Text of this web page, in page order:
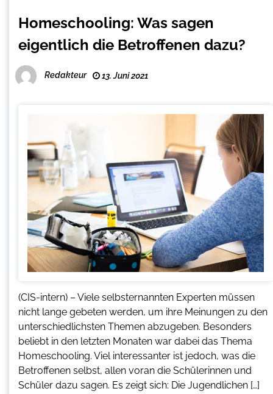
Homeschooling: Was sagen
eigentlich die Betroffenen dazu?
Redakteur 13. Juni 2021
(CIS-intern) – Viele selbsternannten Experten müssen
nicht lange gebeten werden, um ihre Meinungen zu den
unterschiedlichsten Themen abzugeben. Besonders
beliebt in den letzten Monaten war dabei das Thema
Homeschooling. Viel interessanter ist jedoch, was die
Betroffenen selbst, allen voran die Schülerinnen und
Schüler dazu sagen. Es zeigt sich: Die Jugendlichen […]